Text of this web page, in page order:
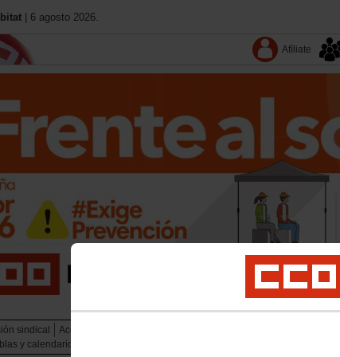
| 6 agosto 2026.
Afíliate
sindical Acción sindical
y calendarios